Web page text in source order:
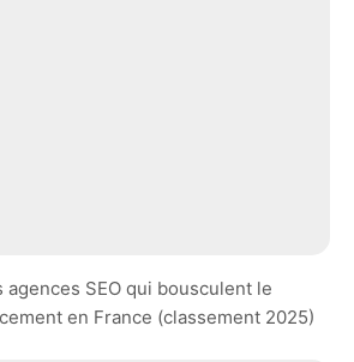
SEO qui bousculent le
en France (classement 2025)